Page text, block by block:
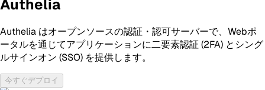
Authelia
Authelia はオープンソースの認証・認可サーバーで、Webポ
ータルを通じてアプリケーションに二要素認証 (2FA) とシング
ルサインオン (SSO) を提供します。
今すぐデプロイ